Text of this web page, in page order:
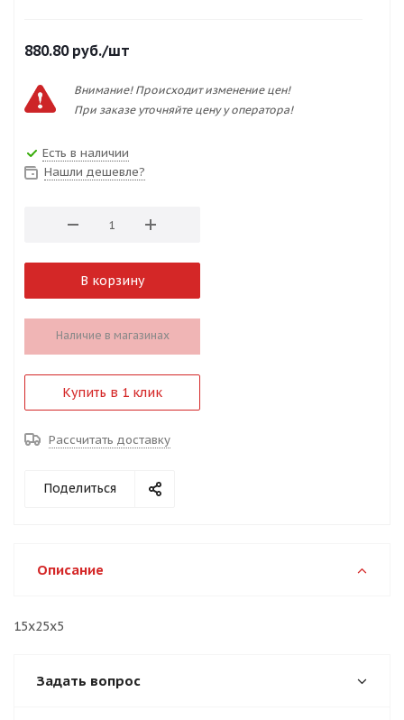
880.80руб./шт
Внимание! Происходит изменение цен!
При заказе уточняйте цену у оператора!
Есть в наличии
Нашли дешевле?
В корзину
Наличие в магазинах
Купить в 1 клик
Рассчитать доставку
Поделиться
Описание
15х25х5
Задать вопрос